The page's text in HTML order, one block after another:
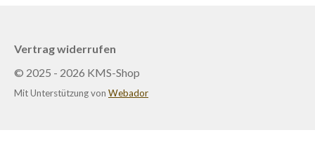
Vertrag widerrufen
© 2025 - 2026 KMS-Shop
Mit Unterstützung von Webador